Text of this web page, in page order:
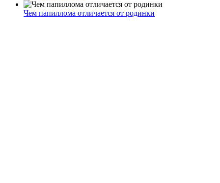
Чем папиллома отличается от родинки